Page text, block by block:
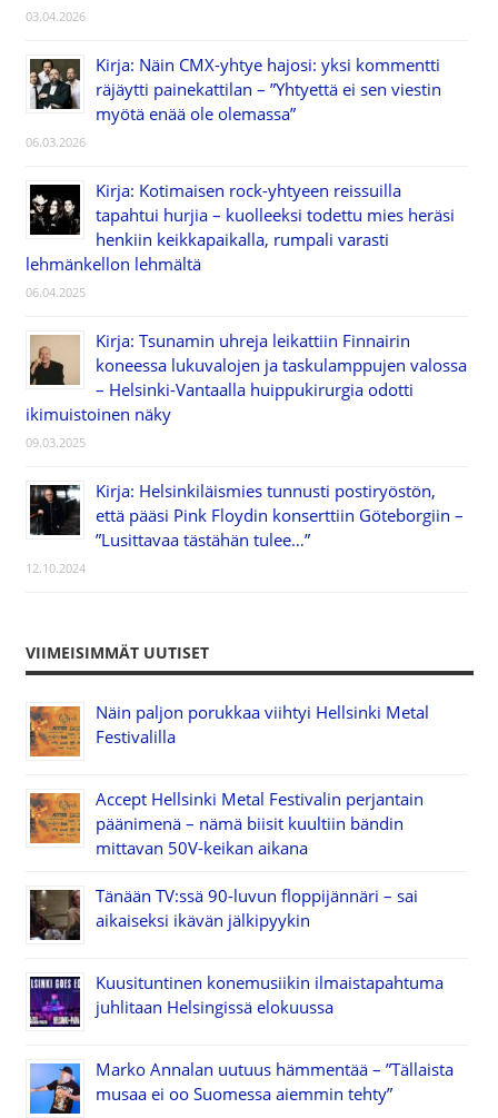
03.04.2026
Kirja: Näin CMX-yhtye hajosi: yksi kommentti
räjäytti painekattilan – ”Yhtyettä ei sen viestin
myötä enää ole olemassa”
06.03.2026
Kirja: Kotimaisen rock-yhtyeen reissuilla
tapahtui hurjia – kuolleeksi todettu mies heräsi
henkiin keikkapaikalla, rumpali varasti
lehmänkellon lehmältä
06.04.2025
Kirja: Tsunamin uhreja leikattiin Finnairin
koneessa lukuvalojen ja taskulamppujen valossa
– Helsinki-Vantaalla huippukirurgia odotti
ikimuistoinen näky
09.03.2025
Kirja: Helsinkiläismies tunnusti postiryöstön,
että pääsi Pink Floydin konserttiin Göteborgiin –
”Lusittavaa tästähän tulee…”
12.10.2024
VIIMEISIMMÄT UUTISET
Näin paljon porukkaa viihtyi Hellsinki Metal
Festivalilla
Accept Hellsinki Metal Festivalin perjantain
päänimenä – nämä biisit kuultiin bändin
mittavan 50V-keikan aikana
Tänään TV:ssä 90-luvun floppijännäri – sai
aikaiseksi ikävän jälkipyykin
Kuusituntinen konemusiikin ilmaistapahtuma
juhlitaan Helsingissä elokuussa
Marko Annalan uutuus hämmentää – ”Tällaista
musaa ei oo Suomessa aiemmin tehty”